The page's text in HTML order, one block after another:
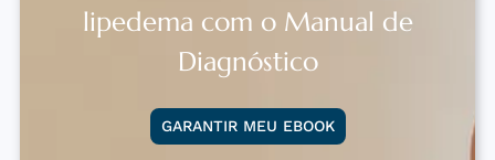
lipedema com o Manual de
Diagnóstico
GARANTIR MEU EBOOK